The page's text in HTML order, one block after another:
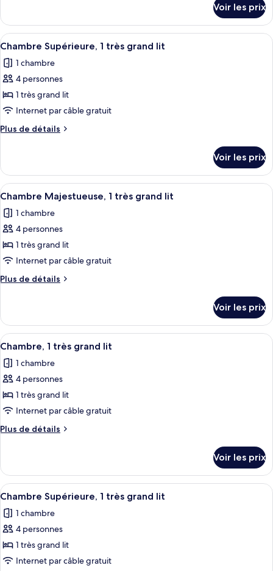
Chambre
Deluxe,
2
lits
une
place
le
type
de
Chambre
Deluxe,
lits
une
Voir les prix
Afficher
toutes
les
photos
pour
ce
type
de
Chambre
Supérieure,
1
très
grand
lit
Une chambre d’hôtel avec un
4
Chambre Supérieure, 1 très grand lit
1 chambre
4 personnes
1 très grand lit
Internet par câble gratuit
Plus de détails
Plus
le
type
de
Chambre
Supérieure,
très
grand
Voir les prix
Afficher
toutes
les
photos
pour
ce
type
de
Chambre
Majestueuse,
1
très
grand
lit
Une chambre d’hôtel avec un grand
5
Chambre Majestueuse, 1 très grand lit
1 chambre
4 personnes
1 très grand lit
Internet par câble gratuit
Plus de détails
Plus
le
type
de
Chambre
Majestueuse,
très
grand
Voir les prix
Afficher
toutes
les
photos
pour
ce
type
de
Chambre,
très
grand
lit
Une chambre d’hôtel avec une
4
Chambre, 1 très grand lit
1 chambre
4 personnes
1 très grand lit
Internet par câble gratuit
Plus de détails
Plus
le
type
de
Chambre,
grand
lit
Voir les prix
Afficher
toutes
les
photos
pour
ce
Une chambre d’hôtel avec une
5
Chambre Supérieure, 1 très grand lit
1 chambre
4 personnes
1 très grand lit
Internet par câble gratuit